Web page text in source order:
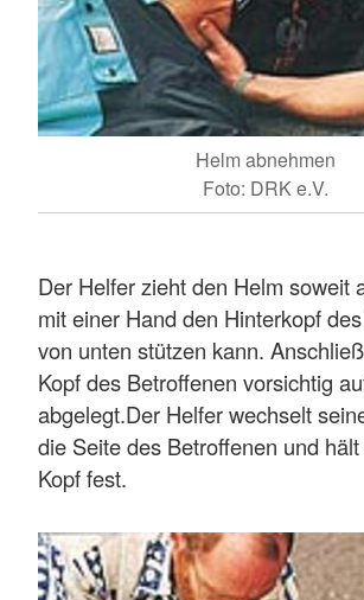
Helm abnehmen
Foto: DRK e.V.
Der Helfer zieht den Helm soweit
mit einer Hand den Hinterkopf
von unten stützen kann.
Kopf des Betroffenen vorsichtig
abgelegt.Der Helfer wechselt
die Seite des Betroffenen und
Kopf fest.